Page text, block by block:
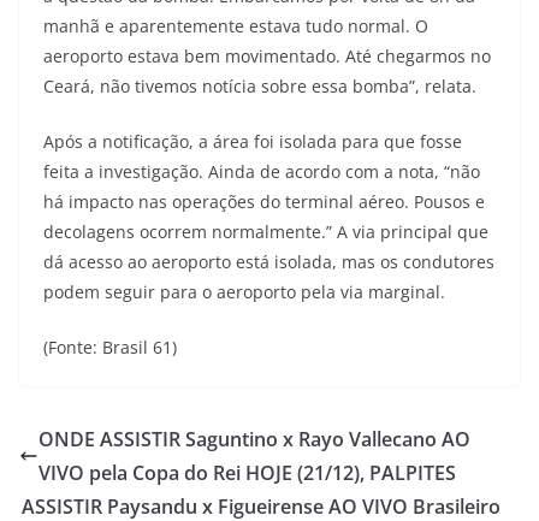
manhã e aparentemente estava tudo normal. O
aeroporto estava bem movimentado. Até chegarmos no
Ceará, não tivemos notícia sobre essa bomba”, relata.
Após a notificação, a área foi isolada para que fosse
feita a investigação. Ainda de acordo com a nota, “não
há impacto nas operações do terminal aéreo. Pousos e
decolagens ocorrem normalmente.” A via principal que
dá acesso ao aeroporto está isolada, mas os condutores
podem seguir para o aeroporto pela via marginal.
(Fonte: Brasil 61)
ONDE ASSISTIR Saguntino x Rayo Vallecano AO
VIVO pela Copa do Rei HOJE (21/12), PALPITES
ASSISTIR Paysandu x Figueirense AO VIVO Brasileiro